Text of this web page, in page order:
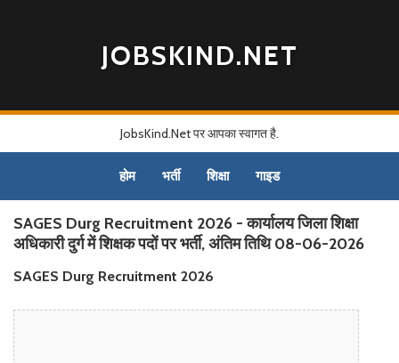
JOBSKIND.NET
JobsKind.Net पर आपका स्वागत है.
होम भर्ती शिक्षा गाइड
SAGES Durg Recruitment 2026 - कार्यालय जिला शिक्षा
अधिकारी दुर्ग में शिक्षक पदों पर भर्ती, अंतिम तिथि 08-06-2026
SAGES Durg Recruitment 2026